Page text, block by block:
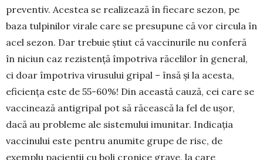
preventiv. A­cestea se realizează în fiecare sezon, pe
baza tulpi­nilor virale care se presupune că vor circula în
acel sezon. Dar tre­buie știut că vaccinurile nu conferă
în niciun caz rezistență împotriva ră­ce­lilor în general,
ci doar împotriva virusului gri­pal – însă și la acesta,
eficiența este de 55-60%! Din această cauză, cei care se
vaccinează anti­gripal pot să răcească la fel de ușor,
dacă au pro­bleme ale siste­mului imunitar. Indicația
vaccinu­lui este pentru anumite grupe de risc, de
exemplu pacienții cu boli cronice grave, la care